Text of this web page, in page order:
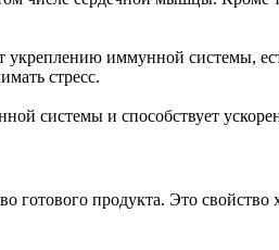
укреплению иммунной системы,
стресс.
системы и способствует
готового продукта. Это